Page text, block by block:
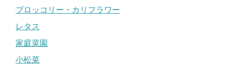
ブロッコリー・カリフラワー
レタス
家庭菜園
小松菜